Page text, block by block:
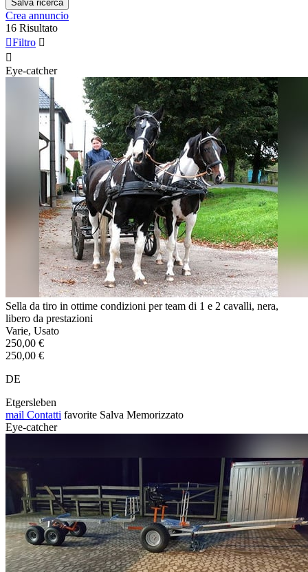
Salva ricerca
Crea annuncio
16 Risultato
Filtro 

Eye-catcher
Sella da tiro in ottime condizioni per team di 1 e 2 cavalli, nera,
libero da prestazioni
Varie, Usato
250,00 €
250,00 €
DE
Etgersleben
mail Contatti favorite Salva Memorizzato
Eye-catcher